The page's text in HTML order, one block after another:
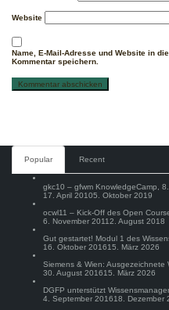
Website
Name, E-Mail-Adresse und Website in
Kommentar speichern.
Popular Recent
gkc10 – gfwm KnowledgeCamp,
17. April 20105. Oktober 2019
ocwl11 – Kick-Off des Open
6. November 20112. August 2018
Gut gestartet! Modul 1 des
16. Oktober 201615. März 2026
Siemens & Wien:
30. August 201615. März 2026
DGFP unterstützt
4. September 201618. Dezember